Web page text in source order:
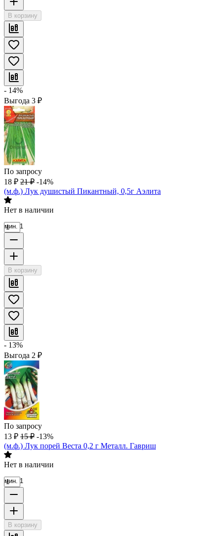
В корзину
- 14%
Выгода 3 ₽
По запросу
18 ₽ 21 ₽ -14%
(м.ф.) Лук душистый Пикантный, 0,5г Аэлита
Нет в наличии
мин. 1
В корзину
- 13%
Выгода 2 ₽
По запросу
13 ₽ 15 ₽ -13%
(м.ф.) Лук порей Веста 0,2 г Металл. Гавриш
Нет в наличии
мин. 1
В корзину